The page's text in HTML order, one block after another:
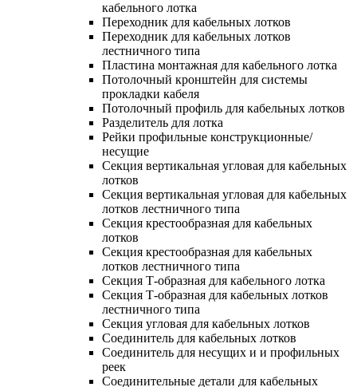
кабельного лотка
Переходник для кабельных лотков
Переходник для кабельных лотков
лестничного типа
Пластина монтажная для кабельного лотка
Потолочный кронштейн для системы
прокладки кабеля
Потолочный профиль для кабельных лотков
Разделитель для лотка
Рейки профильные конструкционные/
несущие
Секция вертикальная угловая для кабельных
лотков
Секция вертикальная угловая для кабельных
лотков лестничного типа
Секция крестообразная для кабельных
лотков
Секция крестообразная для кабельных
лотков лестничного типа
Секция Т-образная для кабельного лотка
Секция Т-образная для кабельных лотков
лестничного типа
Секция угловая для кабельных лотков
Соединитель для кабельных лотков
Соединитель для несущих и и профильных
реек
Соединительные детали для кабельных